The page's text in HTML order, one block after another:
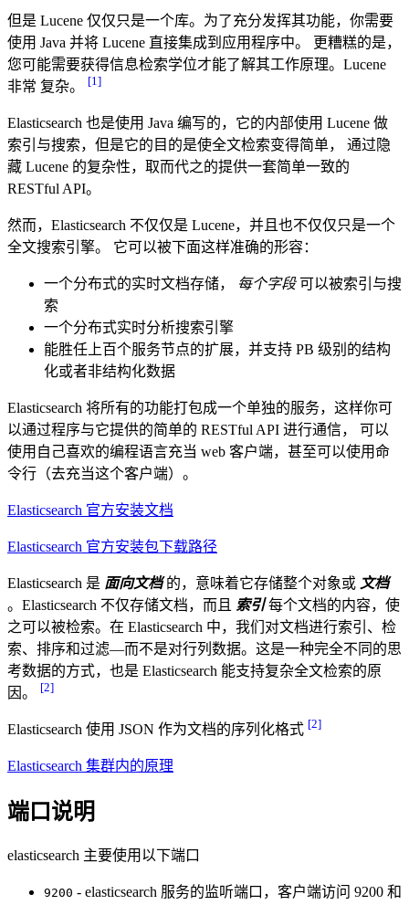
但是 Lucene 仅仅只是一个库。为了充分发挥其功能，你需要
使用 Java 并将 Lucene 直接集成到应用程序中。 更糟糕的是，
您可能需要获得信息检索学位才能了解其工作原理。Lucene
非常 复杂。
[1]
Elasticsearch 也是使用 Java 编写的，它的内部使用 Lucene 做
索引与搜索，但是它的目的是使全文检索变得简单， 通过隐
藏 Lucene 的复杂性，取而代之的提供一套简单一致的
RESTful API。
然而，Elasticsearch 不仅仅是 Lucene，并且也不仅仅只是一个
全文搜索引擎。 它可以被下面这样准确的形容：
一个分布式的实时文档存储， 每个字段可以被索引与搜
索
一个分布式实时分析搜索引擎
能胜任上百个服务节点的扩展，并支持 PB 级别的结构
化或者非结构化数据
Elasticsearch 将所有的功能打包成一个单独的服务，这样你可
以通过程序与它提供的简单的 RESTful API 进行通信， 可以
使用自己喜欢的编程语言充当 web 客户端，甚至可以使用命
令行（去充当这个客户端）。
Elasticsearch 官方安装文档
Elasticsearch 官方安装包下载路径
Elasticsearch 是 面向文档的，意味着它存储整个对象或 文档
。Elasticsearch 不仅存储文档，而且 索引每个文档的内容，使
之可以被检索。在 Elasticsearch 中，我们对文档进行索引、检
索、排序和过滤—而不是对行列数据。这是一种完全不同的思
考数据的方式，也是 Elasticsearch 能支持复杂全文检索的原
因。
[2]
Elasticsearch 使用 JSON 作为文档的序列化格式 [2]
Elasticsearch 集群内的原理
端口说明
elasticsearch 主要使用以下端口
9200 - elasticsearch 服务的监听端口，客户端访问 9200 和